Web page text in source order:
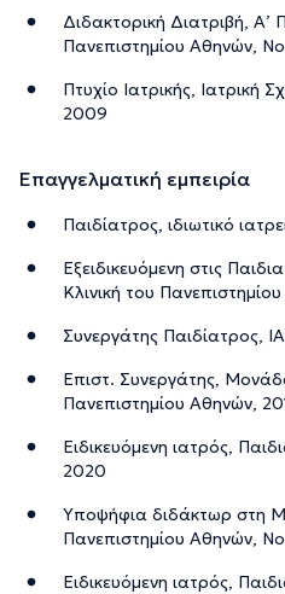
Διδακτορική Διατριβή, Α’
Πανεπιστημίου Αθηνών,
Πτυχίο Ιατρικής,
2009
Επαγγελματική εμπειρία
Παιδίατρος, ιδιωτικό
Εξειδικευόμενη στις
Κλινική του
Συνεργάτης Παιδίατρος,
Επιστ. Συνεργάτης,
Πανεπιστημίου Αθηνών,
Ειδικευόμενη ιατρός,
2020
Υποψήφια διδάκτωρ στη
Πανεπιστημίου Αθηνών,
Ειδικευόμενη ιατρός,